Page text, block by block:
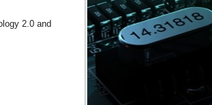
2.0 and